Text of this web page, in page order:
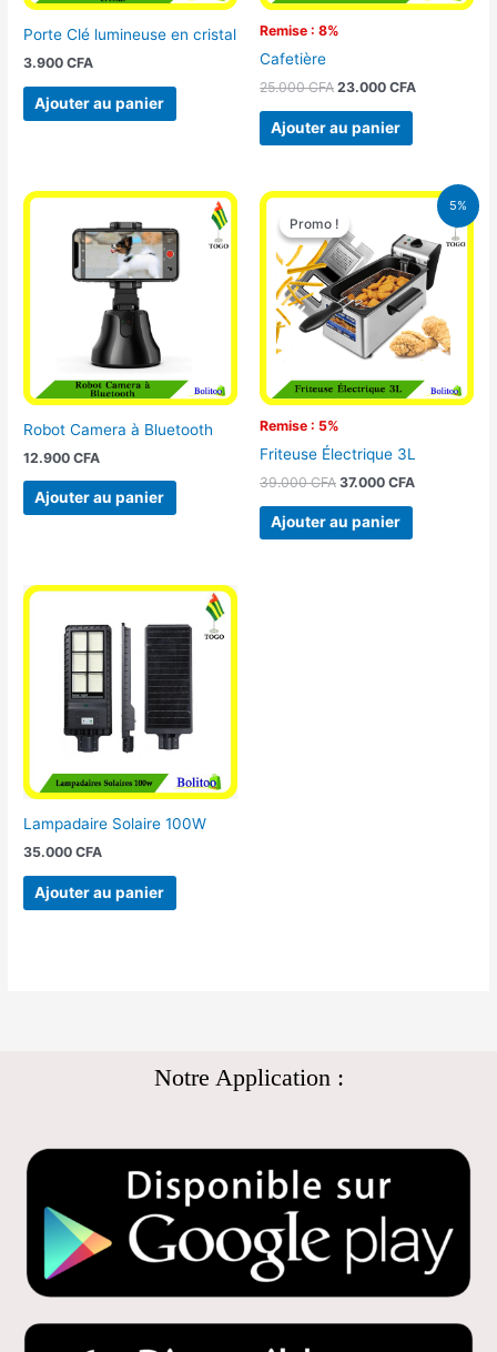
Porte Clé lumineuse en cristal
3.900CFA
Ajouter au panier
Remise : 8%
Cafetière
25.000CFA 23.000 CFA
Ajouter au panier
Robot Camera à Bluetooth
12.900CFA
Ajouter au panier
5%
Promo !
Remise : 5%
Promo !
Friteuse Électrique 3L
39.000CFA
Le
initial
était :
39.000 CFA.
37.000 CFA
Le
prix
actuel
est :
37.000 CFA.
Ajouter au panier
Lampadaire Solaire 100W
35.000CFA
Ajouter au panier
Notre Application :